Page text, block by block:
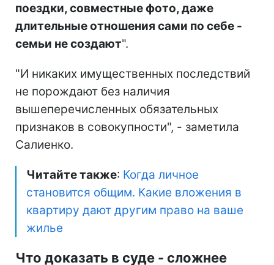
поездки, совместные фото, даже
длительные отношения сами по себе -
семьи не создают".
"И никаких имущественных последствий
не порождают без наличия
вышеперечисленных обязательных
признаков в совокупности", - заметила
Салиенко.
Читайте также: Когда личное
становится общим. Какие вложения в
квартиру дают другим право на ваше
жилье
Что доказать в суде - сложнее